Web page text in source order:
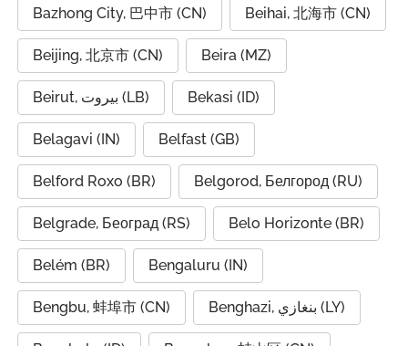
Bazhong City, 巴中市 (CN) Beihai, 北海市 (CN)
Beijing, 北京市 (CN) Beira (MZ)
Beirut, بيروت (LB) Bekasi (ID)
Belagavi (IN) Belfast (GB)
Belford Roxo (BR) Belgorod, Белгород (RU)
Belgrade, Београд (RS) Belo Horizonte (BR)
Belém (BR) Bengaluru (IN)
Bengbu, 蚌埠市 (CN) Benghazi, بنغازي (LY)